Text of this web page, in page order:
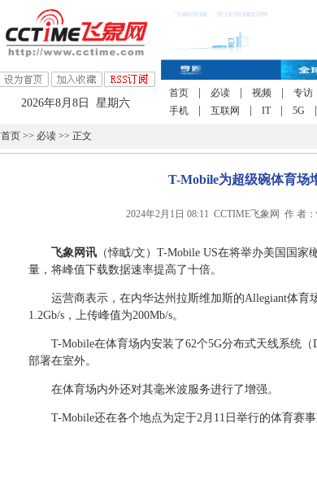
2026年8月8日 星期六
首页 必读 视频 专访
手机
互联网 IT 5G
首页>> 必读>> 正文
T-Mobile为超级碗体育场
2024年2月1日 08:11 CCTIME飞象网 作 者
飞象网讯（悻眓/文）T-Mobile US在将举办美国国家
量，将峰值下载数据速率提高了十倍。
运营商表示，在内华达州拉斯维加斯的Allegiant体
1.2Gb/s，上传峰值为200Mb/s。
T-Mobile在体育场内安装了62个5G分布式天线系统
部署在室外。
在体育场内外还对其毫米波服务进行了增强。
T-Mobile还在各个地点为定于2月11日举行的体育赛事